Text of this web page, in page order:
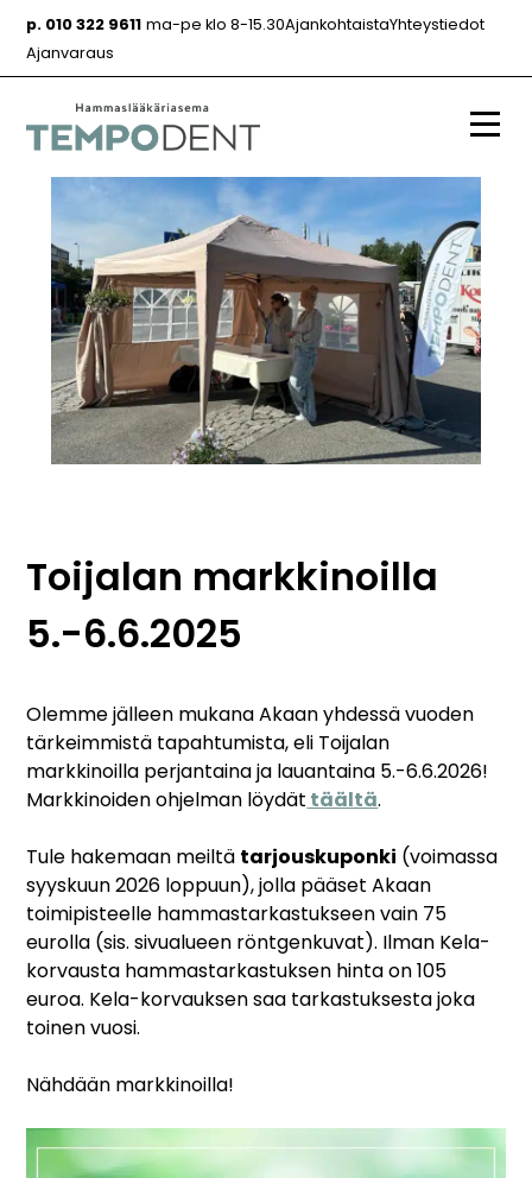
sisältöön
p. 010 322 9611 ma-pe klo 8-15.30AjankohtaistaYhteystiedot
Ajanvaraus
Toijalan markkinoilla
5.-6.6.2025
Olemme jälleen mukana Akaan yhdessä vuoden
tärkeimmistä tapahtumista, eli Toijalan
markkinoilla perjantaina ja lauantaina 5.-6.6.2026!
Markkinoiden ohjelman löydät täältä.
Tule hakemaan meiltä tarjouskuponki (voimassa
syyskuun 2026 loppuun), jolla pääset Akaan
toimipisteelle hammastarkastukseen vain 75
eurolla (sis. sivualueen röntgenkuvat). Ilman Kela-
korvausta hammastarkastuksen hinta on 105
euroa. Kela-korvauksen saa tarkastuksesta joka
toinen vuosi.
Nähdään markkinoilla!